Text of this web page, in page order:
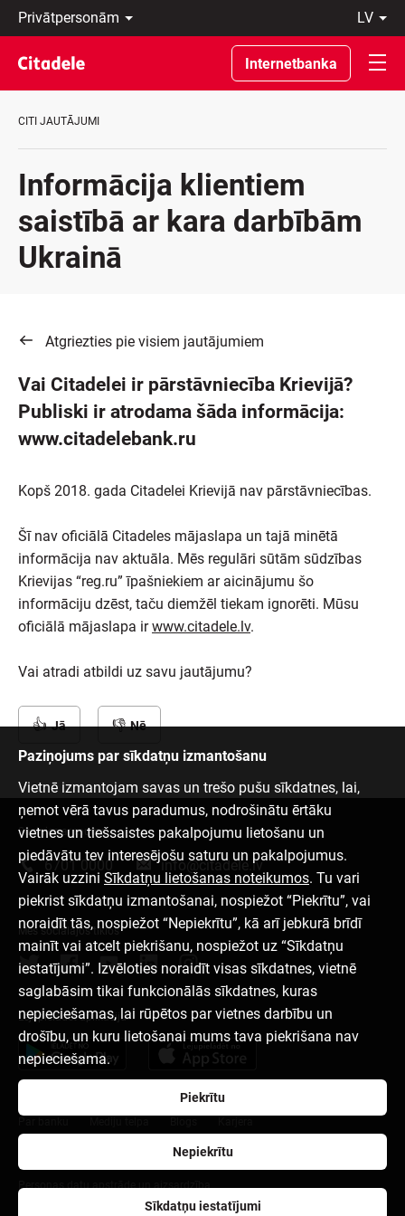
Privātpersonām
Uzņēmumiem
Private
Banking
Par
C
lv
Latviski
По-
русски
In
Internetbanka
CITI JAUTĀJUMI
Informācija klientiem
saistībā ar kara darbībām
Ukrainā
Atgriezties pie visiem jautājumiem
Vai Citadelei ir pārstāvniecība Krievijā?
Publiski ir atrodama šāda informācija:
www.citadelebank.ru
Kopš 2018. gada Citadelei Krievijā nav pārstāvniecības.
Šī nav oficiālā Citadeles mājaslapa un tajā minētā
informācija nav aktuāla. Mēs regulāri sūtām sūdzības
Krievijas “reg.ru” īpašniekiem ar aicinājumu šo
informāciju dzēst, taču diemžēl tiekam ignorēti. Mūsu
oficiālā mājaslapa irwww.citadele.lv.
Vai atradi atbildi uz savu jautājumu?
Jā Nē
Paziņojums par sīkdatņu izmantošanu
Vietnē izmantojam savas un trešo pušu sīkdatnes, lai,
ņemot vērā tavus paradumus, nodrošinātu ērtāku
vietnes un tiešsaistes pakalpojumu lietošanu un
piedāvātu tev interesējošu saturu un pakalpojumus.
Vairāk uzzini Sīkdatņu lietošanas noteikumos. Tu vari
piekrist sīkdatņu izmantošanai, nospiežot “Piekrītu”, vai
noraidīt tās, nospiežot “Nepiekrītu”, kā arī jebkurā brīdī
mainīt vai atcelt piekrišanu, nospiežot uz “Sīkdatņu
iestatījumi”. Izvēloties noraidīt visas sīkdatnes, vietnē
saglabāsim tikai funkcionālās sīkdatnes, kuras
nepieciešamas, lai rūpētos par vietnes darbību un
drošību, un kuru lietošanai mums tava piekrišana nav
nepieciešama.
Piekrītu
Nepiekrītu
Sīkdatņu iestatījumi
Sazinies ar mums
6701 0000 info@citadele.lv
Mēs sociālajos tīklos
Lejupielādēt aplikāciju
Sīkdatņu iestatījumi